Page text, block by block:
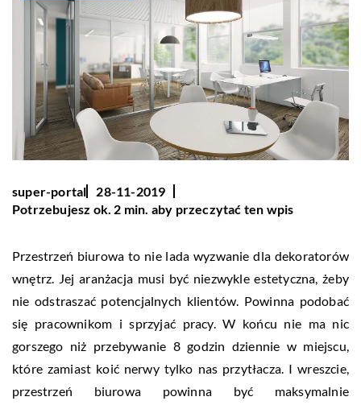
super-portal
28-11-2019
Potrzebujesz ok. 2 min. aby przeczytać ten wpis
Przestrzeń biurowa to nie lada wyzwanie dla dekoratorów
wnętrz. Jej aranżacja musi być niezwykle estetyczna, żeby
nie odstraszać potencjalnych klientów. Powinna podobać
się pracownikom i sprzyjać pracy. W końcu nie ma nic
gorszego niż przebywanie 8 godzin dziennie w miejscu,
które zamiast koić nerwy tylko nas przytłacza. I wreszcie,
przestrzeń biurowa powinna być maksymalnie